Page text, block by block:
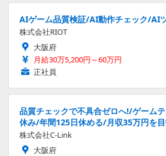
AIゲーム品質検証/AI動作チェック/AI
株式会社RIOT
大阪府
月給30万5,200円～60万円
正社員
品質チェックで不具合ゼロへ!/ゲーム
休み/年間125日休める/月収35万円を
株式会社C-Link
大阪府